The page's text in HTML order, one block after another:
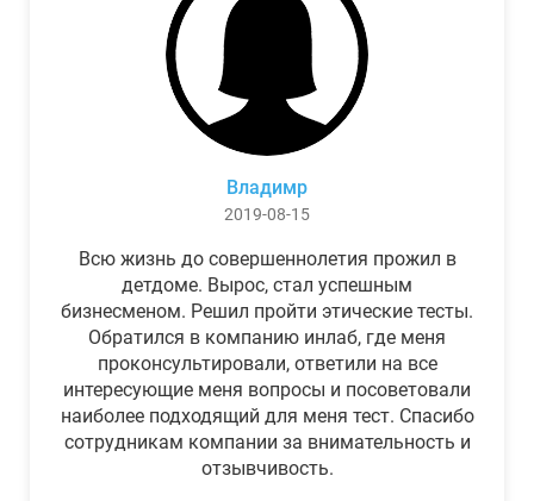
Владимр
2019-08-15
Всю жизнь до совершеннолетия прожил в
детдоме. Вырос, стал успешным
бизнесменом. Решил пройти этические тесты.
Обратился в компанию инлаб, где меня
проконсультировали, ответили на все
интересующие меня вопросы и посоветовали
наиболее подходящий для меня тест. Спасибо
сотрудникам компании за внимательность и
отзывчивость.